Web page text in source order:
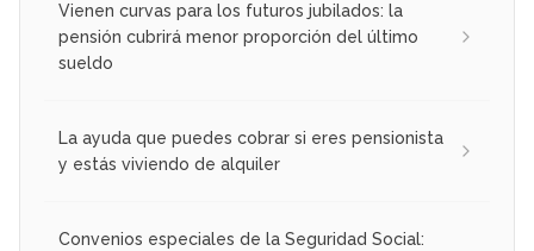
Vienen curvas para los futuros jubilados: la
pensión cubrirá menor proporción del último
sueldo
La ayuda que puedes cobrar si eres pensionista
y estás viviendo de alquiler
Convenios especiales de la Seguridad Social: